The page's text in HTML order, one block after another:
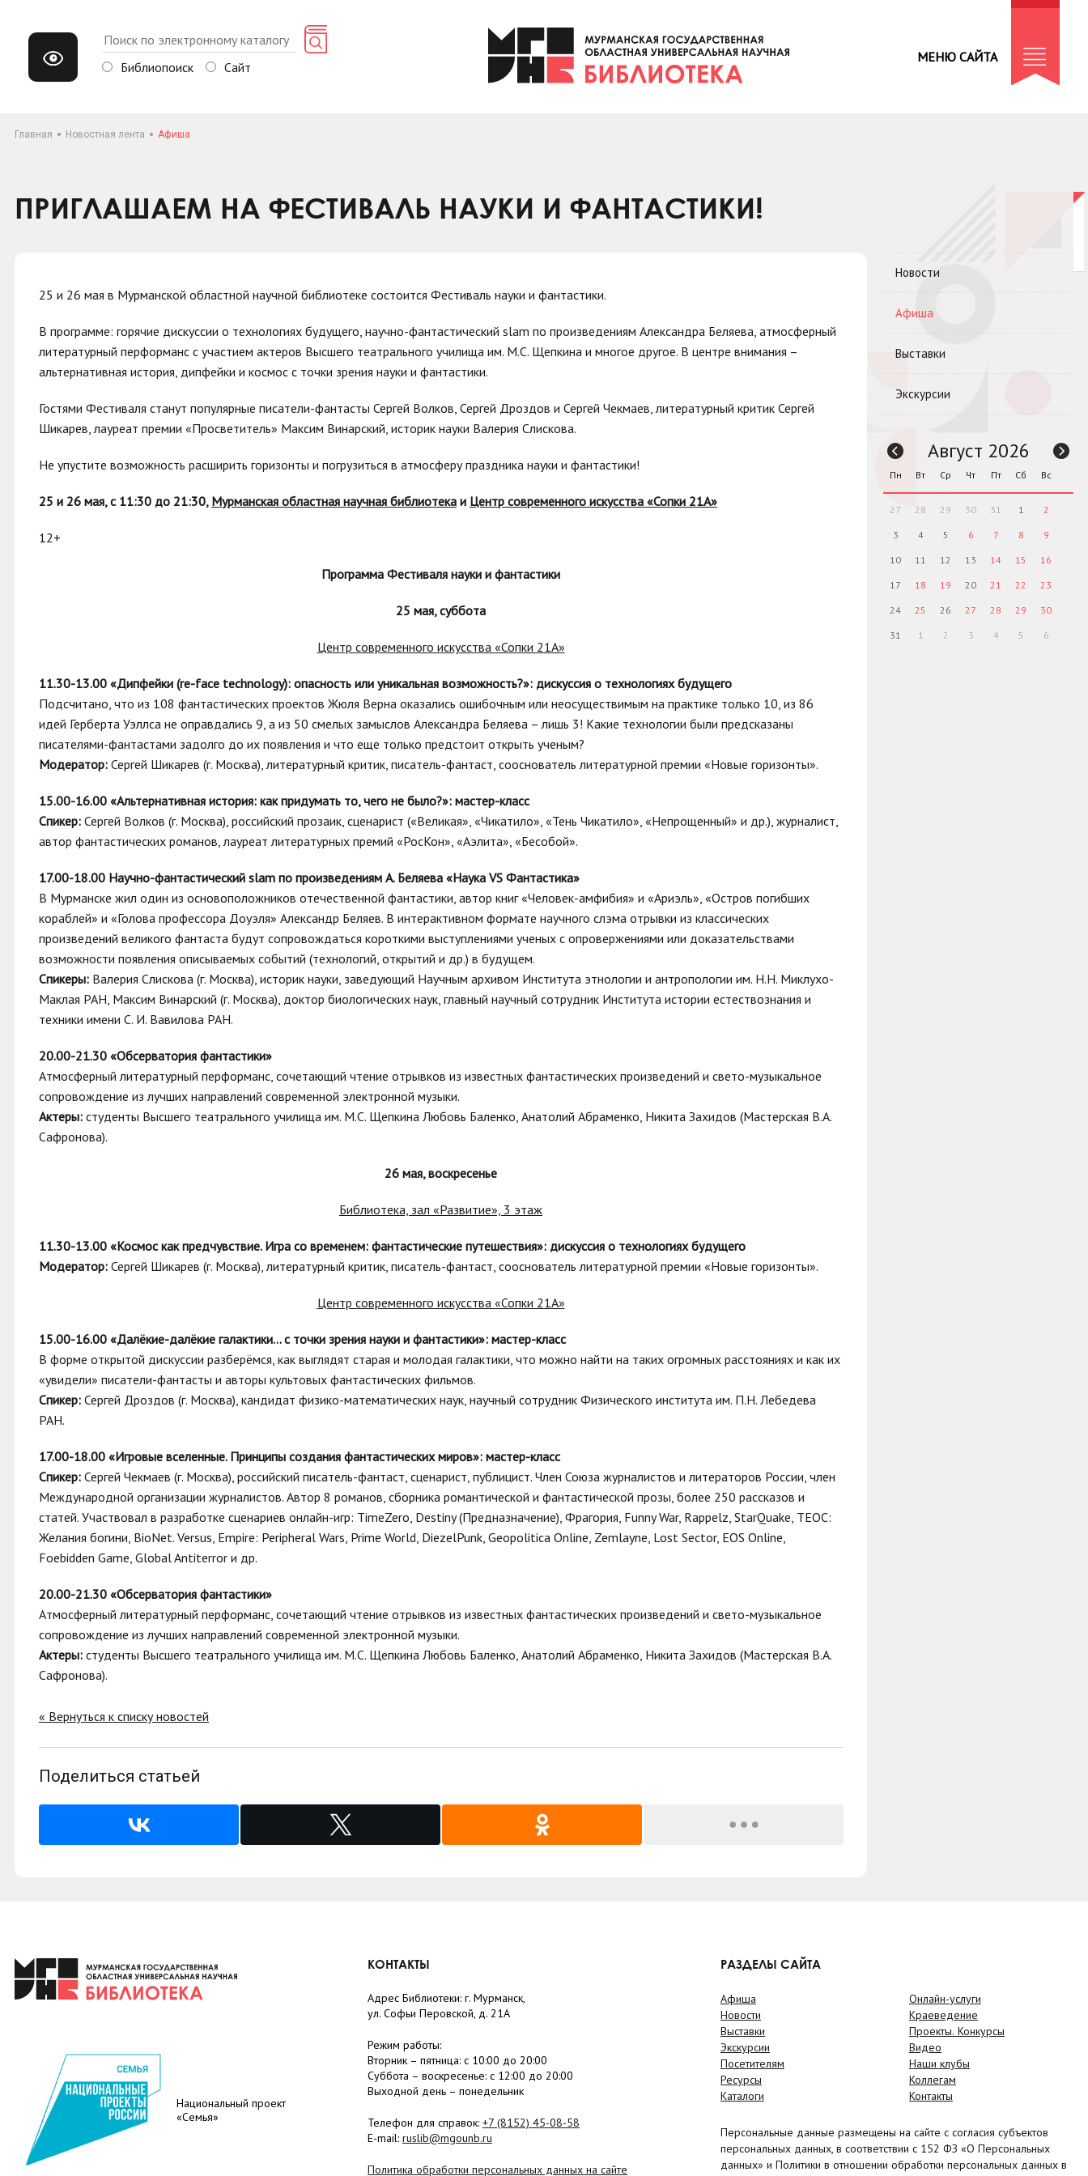
Библиопоиск Сайт
МЕНЮ САЙТА
Главная Новостная лента Афиша
ПРИГЛАШАЕМ НА ФЕСТИВАЛЬ НАУКИ И ФАНТАСТИКИ!
25 и 26 мая в Мурманской областной научной библиотеке состоится Фестиваль науки и фантастики.
В программе: горячие дискуссии о технологиях будущего, научно-фантастический slam по произведениям Александра Беляева, атмосферный
литературный перформанс с участием актеров Высшего театрального училища им. М.С. Щепкина и многое другое. В центре внимания –
альтернативная история, дипфейки и космос с точки зрения науки и фантастики.
Гостями Фестиваля станут популярные писатели-фантасты Сергей Волков, Сергей Дроздов и Сергей Чекмаев, литературный критик Сергей
Шикарев, лауреат премии «Просветитель» Максим Винарский, историк науки Валерия Слискова.
Не упустите возможность расширить горизонты и погрузиться в атмосферу праздника науки и фантастики!
25 и 26 мая, с 11:30 до 21:30, Мурманская областная научная библиотека и Центр современного искусства «Сопки 21А»
12+
Программа Фестиваля науки и фантастики
25 мая, суббота
Центр современного искусства «Сопки 21А»
11.30-13.00 «Дипфейки (re-face technology): опасность или уникальная возможность?»: дискуссия о технологиях будущего
Подсчитано, что из 108 фантастических проектов Жюля Верна оказались ошибочным или неосуществимым на практике только 10, из 86
идей Герберта Уэллса не оправдались 9, а из 50 смелых замыслов Александра Беляева – лишь 3! Какие технологии были предсказаны
писателями-фантастами задолго до их появления и что еще только предстоит открыть ученым?
Модератор: Сергей Шикарев (г. Москва), литературный критик, писатель-фантаст, сооснователь литературной премии «Новые горизонты».
15.00-16.00 «Альтернативная история: как придумать то, чего не было?»: мастер-класс
Спикер: Сергей Волков (г. Москва), российский прозаик, сценарист («Великая», «Чикатило», «Тень Чикатило», «Непрощенный» и др.), журналист,
автор фантастических романов, лауреат литературных премий «РосКон», «Аэлита», «Бесобой».
17.00-18.00 Научно-фантастический slam по произведениям А. Беляева «Наука VS Фантастика»
В Мурманске жил один из основоположников отечественной фантастики, автор книг «Человек-амфибия» и «Ариэль», «Остров погибших
кораблей» и «Голова профессора Доуэля» Александр Беляев. В интерактивном формате научного слэма отрывки из классических
произведений великого фантаста будут сопровождаться короткими выступлениями ученых с опровержениями или доказательствами
возможности появления описываемых событий (технологий, открытий и др.) в будущем.
Спикеры: Валерия Слискова (г. Москва), историк науки, заведующий Научным архивом Института этнологии и антропологии им. Н.Н. Миклухо-
Маклая РАН, Максим Винарский (г. Москва), доктор биологических наук, главный научный сотрудник Института истории естествознания и
техники имени С. И. Вавилова РАН.
20.00-21.30 «Обсерватория фантастики»
Атмосферный литературный перформанс, сочетающий чтение отрывков из известных фантастических произведений и свето-музыкальное
сопровождение из лучших направлений современной электронной музыки.
Актеры: студенты Высшего театрального училища им. М.С. Щепкина Любовь Баленко, Анатолий Абраменко, Никита Захидов (Мастерская В.А.
Сафронова).
26 мая, воскресенье
Библиотека, зал «Развитие», 3 этаж
11.30-13.00 «Космос как предчувствие. Игра со временем: фантастические путешествия»: дискуссия о технологиях будущего
Модератор: Сергей Шикарев (г. Москва), литературный критик, писатель-фантаст, сооснователь литературной премии «Новые горизонты».
Центр современного искусства «Сопки 21А»
15.00-16.00 «Далёкие-далёкие галактики… с точки зрения науки и фантастики»: мастер-класс
В форме открытой дискуссии разберёмся, как выглядят старая и молодая галактики, что можно найти на таких огромных расстояниях и как их
«увидели» писатели-фантасты и авторы культовых фантастических фильмов.
Спикер: Сергей Дроздов (г. Москва), кандидат физико-математических наук, научный сотрудник Физического института им. П.Н. Лебедева
РАН.
17.00-18.00 «Игровые вселенные. Принципы создания фантастических миров»: мастер-класс
Спикер: Сергей Чекмаев (г. Москва), российский писатель-фантаст, сценарист, публицист. Член Союза журналистов и литераторов России, член
Международной организации журналистов. Автор 8 романов, сборника романтической и фантастической прозы, более 250 рассказов и
статей. Участвовал в разработке сценариев онлайн-игр: TimeZero, Destiny (Предназначение), Фрагория, Funny War, Rappelz, StarQuake, TEOC:
Желания богини, BioNet. Versus, Empire: Peripheral Wars, Prime World, DiezelPunk, Geopolitica Online, Zemlayne, Lost Sector, EOS Online,
Foebidden Game, Global Antiterror и др.
20.00-21.30 «Обсерватория фантастики»
Атмосферный литературный перформанс, сочетающий чтение отрывков из известных фантастических произведений и свето-музыкальное
сопровождение из лучших направлений современной электронной музыки.
Актеры: студенты Высшего театрального училища им. М.С. Щепкина Любовь Баленко, Анатолий Абраменко, Никита Захидов (Мастерская В.А.
Сафронова).
« Вернуться к списку новостей
Поделиться статьей
Новости
Афиша
Выставки
Экскурсии
Август 2026
Пн Вт Ср Чт Пт Сб Вс
27 28 29 30 31 1 2
3 4 5 6 7 8 9
10 11 12 13 14 15 16
17 18 19 20 21 22 23
24 25 26 27 28 29 30
31 1 2 3 4 5 6
Национальный проект
«Семья»
КОНТАКТЫ
Адрес Библиотеки: г. Мурманск,
ул. Софьи Перовской, д. 21А
Режим работы:
Вторник – пятница: с 10:00 до 20:00
Суббота – воскресенье: c 12:00 до 20:00
Выходной день – понедельник
Телефон для справок: +7 (8152) 45-08-58
E-mail: ruslib@mgounb.ru
Политика обработки персональных данных на сайте
РАЗДЕЛЫ САЙТА
Афиша
Новости
Выставки
Экскурсии
Посетителям
Ресурсы
Каталоги
Онлайн-услуги
Краеведение
Проекты. Конкурсы
Видео
Наши клубы
Коллегам
Контакты
Персональные данные размещены на сайте с согласия субъектов
персональных данных, в соответствии с 152 ФЗ «О Персональных
данных» и Политики в отношении обработки персональных данных в